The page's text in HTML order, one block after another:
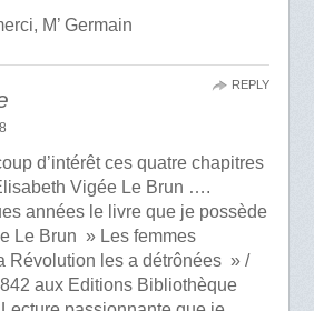
M’ Germain
d’intérêt ces quatre chapitres
Vigée Le Brun ….
années le livre que je possède
Le Brun » Les femmes
Révolution les a détrônées » /
aux Editions Bibliothèque
REPLY